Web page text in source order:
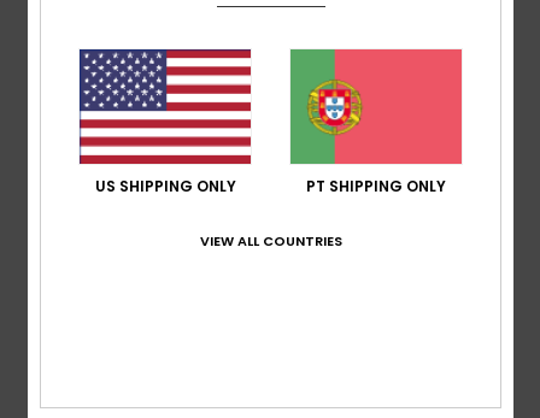
Fevereiro 2026
100% dos nossos clientes recomendam este
produto
Conforto
Relação qualidade/preço
US SHIPPING ONLY PT SHIPPING ONLY
VIEW ALL COUNTRIES